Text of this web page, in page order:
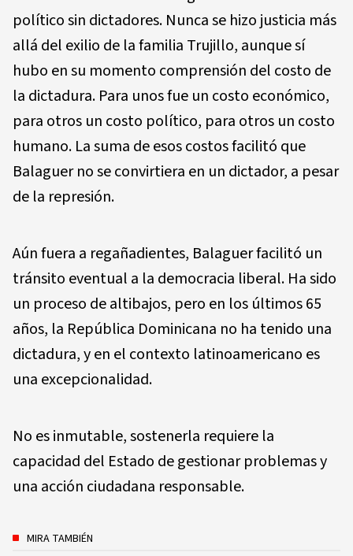
político sin dictadores. Nunca se hizo justicia más
allá del exilio de la familia Trujillo, aunque sí
hubo en su momento comprensión del costo de
la dictadura. Para unos fue un costo económico,
para otros un costo político, para otros un costo
humano. La suma de esos costos facilitó que
Balaguer no se convirtiera en un dictador, a pesar
de la represión.
Aún fuera a regañadientes, Balaguer facilitó un
tránsito eventual a la democracia liberal. Ha sido
un proceso de altibajos, pero en los últimos 65
años, la República Dominicana no ha tenido una
dictadura, y en el contexto latinoamericano es
una excepcionalidad.
No es inmutable, sostenerla requiere la
capacidad del Estado de gestionar problemas y
una acción ciudadana responsable.
MIRA TAMBIÉN